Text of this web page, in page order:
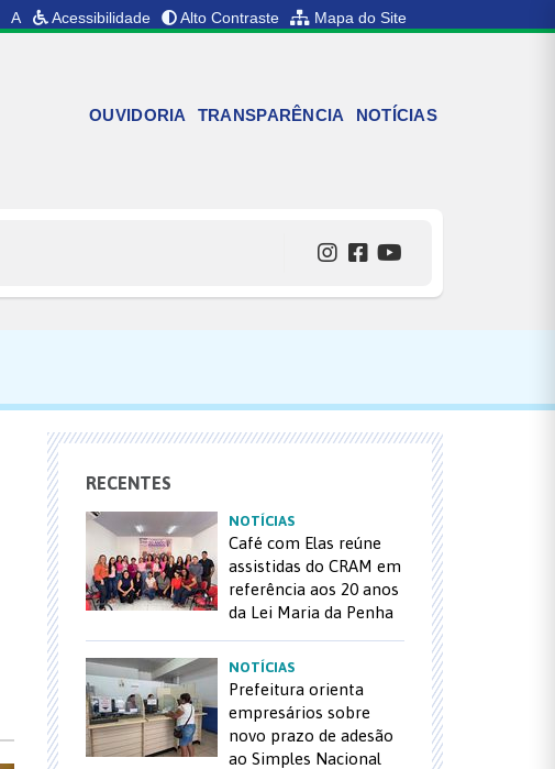
A Acessibilidade Alto Contraste Mapa do Site
OUVIDORIA TRANSPARÊNCIA NOTÍCIAS
RECENTES
NOTÍCIAS
Café com Elas reúne
assistidas do CRAM em
referência aos 20 anos
da Lei Maria da Penha
NOTÍCIAS
Prefeitura orienta
empresários sobre
novo prazo de adesão
ao Simples Nacional